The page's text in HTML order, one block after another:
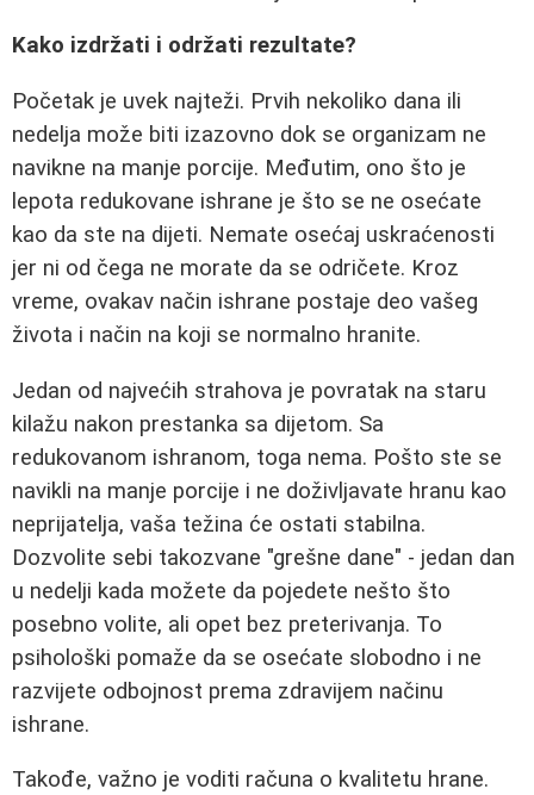
Kako izdržati i održati rezultate?
Početak je uvek najteži. Prvih nekoliko dana ili
nedelja može biti izazovno dok se organizam ne
navikne na manje porcije. Međutim, ono što je
lepota redukovane ishrane je što se ne osećate
kao da ste na dijeti. Nemate osećaj uskraćenosti
jer ni od čega ne morate da se odričete. Kroz
vreme, ovakav način ishrane postaje deo vašeg
života i način na koji se normalno hranite.
Jedan od najvećih strahova je povratak na staru
kilažu nakon prestanka sa dijetom. Sa
redukovanom ishranom, toga nema. Pošto ste se
navikli na manje porcije i ne doživljavate hranu kao
neprijatelja, vaša težina će ostati stabilna.
Dozvolite sebi takozvane "grešne dane" - jedan dan
u nedelji kada možete da pojedete nešto što
posebno volite, ali opet bez preterivanja. To
psihološki pomaže da se osećate slobodno i ne
razvijete odbojnost prema zdravijem načinu
ishrane.
Takođe, važno je voditi računa o kvalitetu hrane.